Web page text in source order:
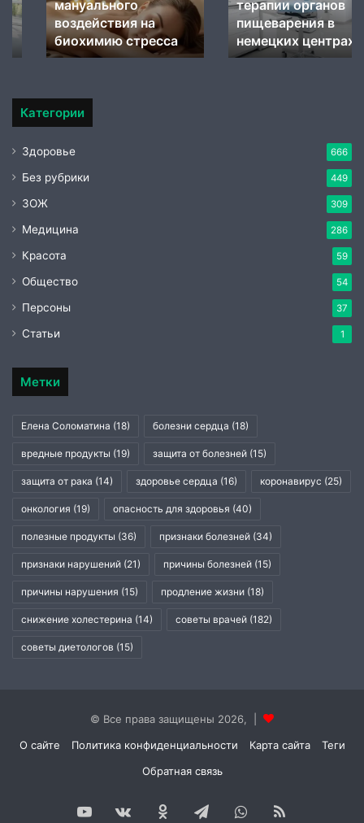
биохимию
стресса
мануального
воздействия на
биохимию стресса
органов
пищеварения
в
немецких
терапии органов
пищеварения в
немецких центрах
Категории
Здоровье 666
Без рубрики 449
ЗОЖ 309
Медицина 286
Красота 59
Общество 54
Персоны 37
Статьи 1
Метки
Елена Соломатина (18) болезни сердца (18)
вредные продукты (19) защита от болезней (15)
защита от рака (14) здоровье сердца (16) коронавирус (25)
онкология (19) опасность для здоровья (40)
полезные продукты (36) признаки болезней (34)
признаки нарушений (21) причины болезней (15)
причины нарушения (15) продление жизни (18)
снижение холестерина (14) советы врачей (182)
советы диетологов (15)
© Все права защищены 2026, |
О сайте
Политика конфиденциальности Карта сайта
Теги
Обратная связь
YouTubevk.comОдноклассники
TelegramWhatsApp
RSS